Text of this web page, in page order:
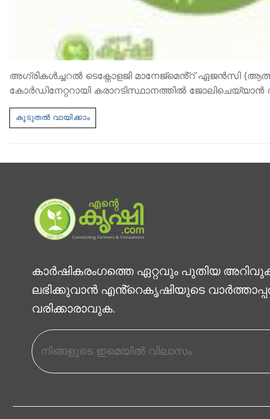
അഗ്രികൾച്ചറൽ ടെക്നോളജി മാനേജ്മെൻ്റ് ഏജൻസി
കോർഡിനേറ്ററായി കരാറടിസ്ഥാനത്തിൽ
കാര്‍ഷികരംഗത്തെ ഏറ്റവും പുതിയ
ലഭിക്കുവാന്‍ എൻ്റെകൃഷിയുടെ
വരിക്കാരാവുക.